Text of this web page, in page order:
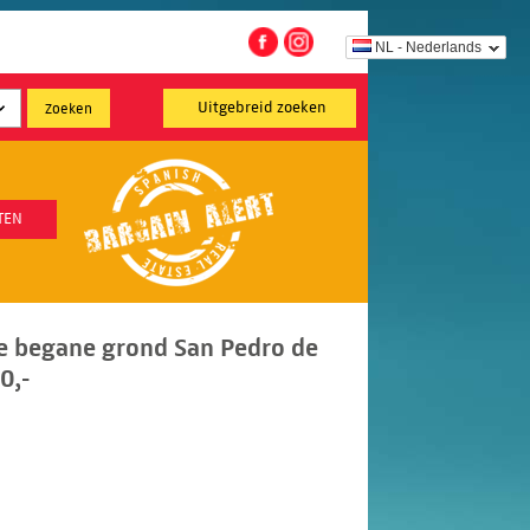
NL - Nederlands
Uitgebreid zoeken
begane grond San Pedro de